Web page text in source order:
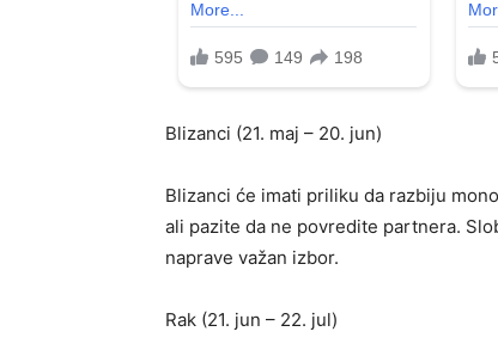
Blizanci (21. maj – 20. jun)
Blizanci će imati priliku da razbiju
ali pazite da ne povredite partnera.
naprave važan izbor.
Rak (21. jun – 22. jul)